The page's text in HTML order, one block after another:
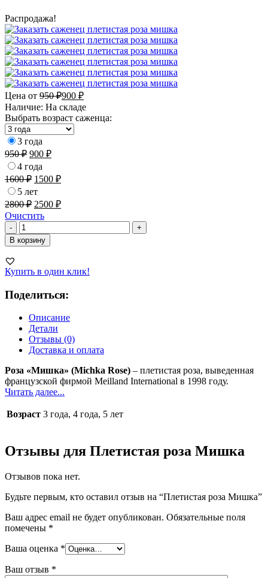
Распродажа!
Цена от 950₽900 ₽
Наличие: На складе
Выбрать возраст саженца:
3 года
950₽ 900 ₽
4 года
1600₽ 1500 ₽
5 лет
2800₽ 2500 ₽
Очистить
-
Количество
товара
Плетистая
Мишка
+
В корзину
Купить в один клик!
Поделиться:
Описание
Детали
Отзывы (0)
Доставка и оплата
Роза «Мишка» (Michka Rose) – плетистая роза, выведенная
французской фирмой Meilland International в 1998 году.
Читать далее...
Возраст 3 года, 4 года, 5 лет
Отзывы для Плетистая роза Мишка
Отзывов пока нет.
Будьте первым, кто оставил отзыв на “Плетистая роза Мишка”
Ваш адрес email не будет опубликован. Обязательные поля
помечены *
Ваша оценка *
Ваш отзыв *